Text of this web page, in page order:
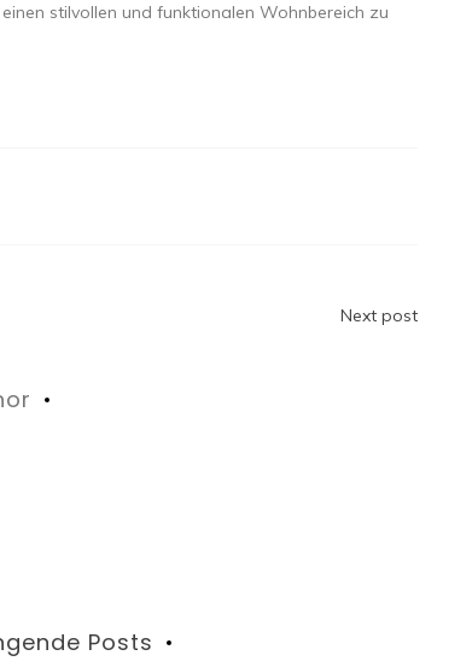
stilvollen und funktionalen Wohnbereich zu
Next post
Posts